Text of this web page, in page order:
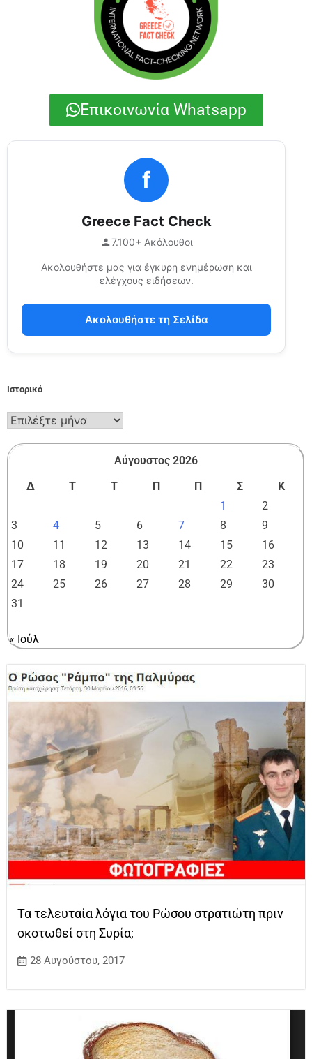
Επικοινωνία Whatsapp
f
Greece Fact Check
7.100+ Ακόλουθοι
Ακολουθήστε μας για έγκυρη ενημέρωση και
ελέγχους ειδήσεων.
Ακολουθήστε τη Σελίδα
Ιστορικό
Αύγουστος 2026
Δ
Τ Τ Π Π Σ
Κ
1
2
3
4 5 6 7 8
9
10
11 12 13 14 15
16
17
18 19 20 21 22
23
24
25 26 27 28 29
30
31
« Ιούλ
Τα τελευταία λόγια του Ρώσου στρατιώτη πριν
σκοτωθεί στη Συρία;
28 Αυγούστου, 2017